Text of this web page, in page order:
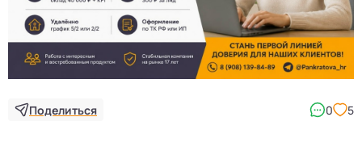
Поделиться 0 5